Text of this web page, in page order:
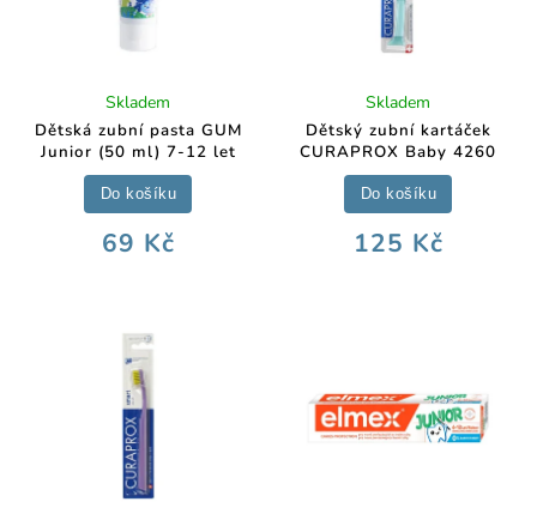
Dětská zubní pasta GUM
Junior (50 ml) 7-12 let
Skladem
69 Kč
Do košíku
Dětský zubní kartáček
CURAPROX Baby 4260
Skladem
125 Kč
Do košíku